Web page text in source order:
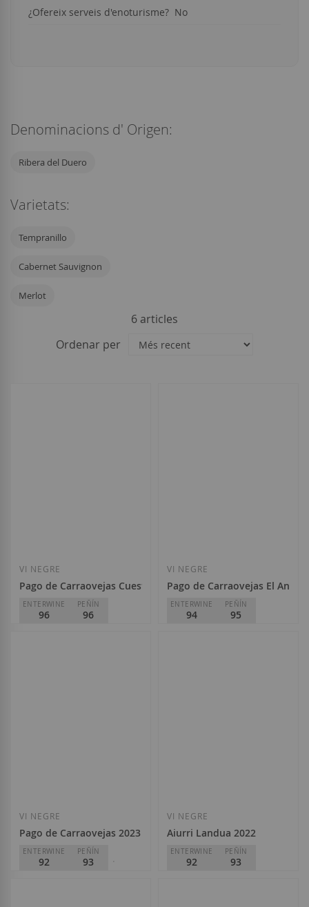
¿Ofereix serveis d'enoturisme? No
Denominacions d' Origen:
Ribera del Duero
Varietats:
Tempranillo
Cabernet Sauvignon
Merlot
6 articles
Ordenar per
VI NEGRE
Pago de Carraovejas Cuesta de las Liebres 2021
ENTERWINE
96
PEÑÍN
96
VI NEGRE
Pago de Carraovejas El
ENTERWINE
94
PEÑÍN
95
VI NEGRE
Pago de Carraovejas 2023
ENTERWINE
92
PEÑÍN
93
VI NEGRE
Aiurri Landua 2022
ENTERWINE
92
PEÑÍN
93